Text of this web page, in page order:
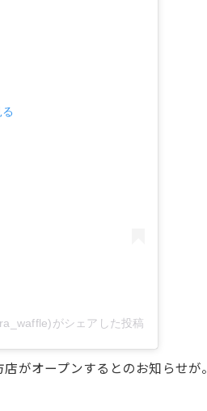
がシェアした投稿
がオープンするとのお知らせが。